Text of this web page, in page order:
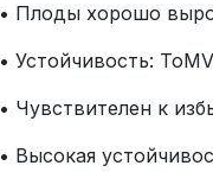
• Плоды хорошо
• Устойчивость:
• Чувствителен к
• Высокая